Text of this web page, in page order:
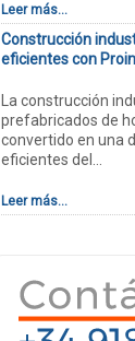
Leer más...
Construcción
eficientes con Proin
La construcción
prefabricados de
convertido en una
eficientes del...
Leer más...